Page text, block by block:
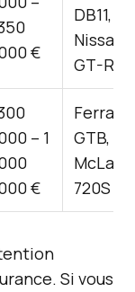
€
DB11,
Nissan
GT-R
– 1
€
Ferrari
GTB,
720S
Si vous